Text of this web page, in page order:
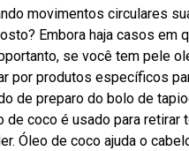
movimentos circulares
Embora haja casos em
se você tem pele
por produtos específicos
de preparo do bolo de
de coco é usado para retirar
Óleo de coco ajuda o